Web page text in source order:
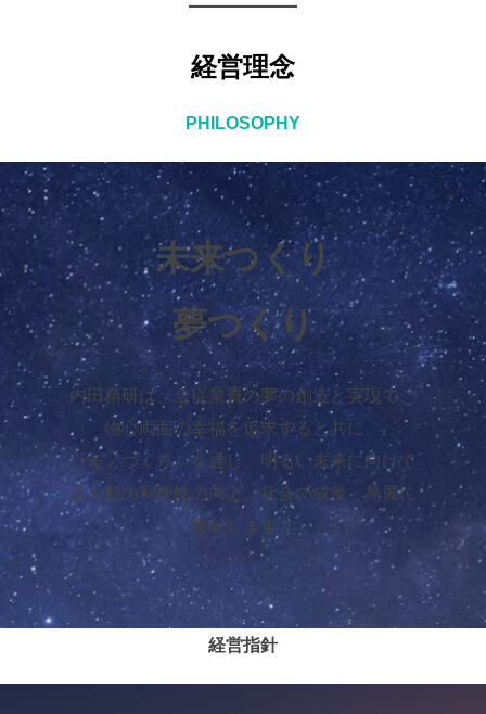
経営理念
PHILOSOPHY
未来つくり
夢つくり
内田精研は、全従業員の夢の創造と実現で、
物心両面の幸福を追求すると共に、
『モノづくり』を通し、明るい未来に向けて
全人類の利便性の向上、社会の成長・発展に
貢献します。
経営指針